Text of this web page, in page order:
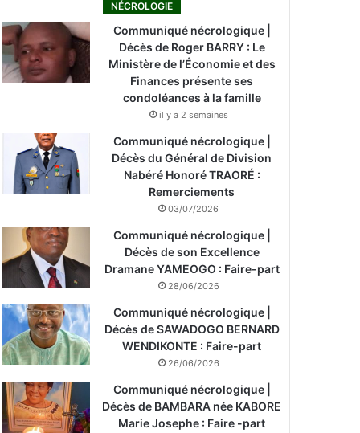
NÉCROLOGIE
Communiqué nécrologique |
Décès de Roger BARRY : Le
Ministère de l’Économie et des
Finances présente ses
condoléances à la famille
il y a 2 semaines
Communiqué nécrologique |
Décès du Général de Division
Nabéré Honoré TRAORÉ :
Remerciements
03/07/2026
Communiqué nécrologique |
Décès de son Excellence
Dramane YAMEOGO : Faire-part
28/06/2026
Communiqué nécrologique |
Décès de SAWADOGO BERNARD
WENDIKONTE : Faire-part
26/06/2026
Communiqué nécrologique |
Décès de BAMBARA née KABORE
Marie Josephe : Faire -part